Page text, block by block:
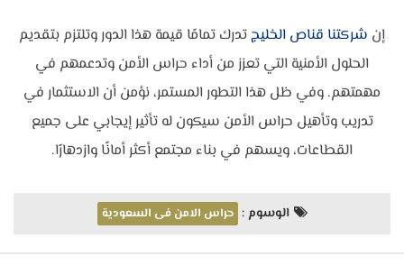
إن شركتنا قناص الخليجتدرك تمامًا قيمة هذا الدور وتلتزم بتقديم
الحلول الأمنية التي تعزز من أداء حراس الأمن وتدعمهم في
مهمتهم. وفي ظل هذا التطور المستمر، نؤمن أن الاستثمار في
تدريب وتأهيل حراس الأمن سيكون له تأثير إيجابي على جميع
القطاعات، ويسهم في بناء مجتمع أكثر أمانًا وازدهارًا.
الوسوم : حراس الامن فى السعودية